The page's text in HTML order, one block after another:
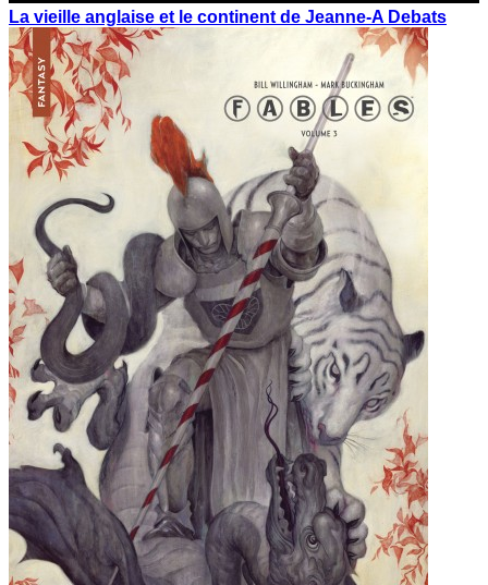
La vieille anglaise et le continent de Jeanne-A Debats